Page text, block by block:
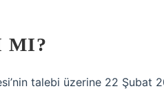
MI?
talebi üzerine 22 Şubat